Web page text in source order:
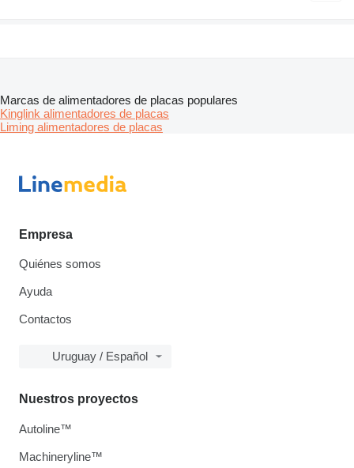
Marcas de alimentadores de placas populares
Kinglink alimentadores de placas
Liming alimentadores de placas
Empresa
Quiénes somos
Ayuda
Contactos
Uruguay / Español
Nuestros proyectos
Autoline™
Machineryline™